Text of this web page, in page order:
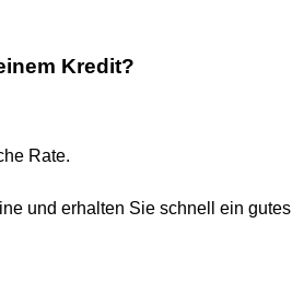
Kredit?
Rate.
und erhalten Sie schnell ein gutes